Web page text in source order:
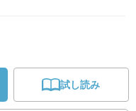
試し読み